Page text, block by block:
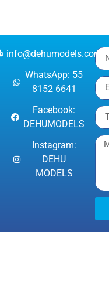
info@dehumodels.com
WhatsApp: 55
8152 6641
Facebook:
DEHUMODELS
Instagram:
DEHU
MODELS